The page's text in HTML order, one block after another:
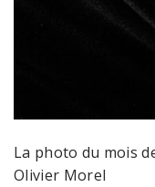
La photo du mois
Olivier Morel